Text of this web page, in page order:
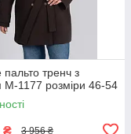
пальто тренч з
М-1177 розміри 46-54
₴ 3 956 ₴